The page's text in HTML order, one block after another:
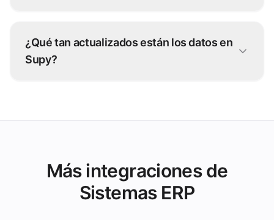
canal.
¿Qué tan actualizados están los datos en
Supy?
Más integraciones de
Sistemas ERP